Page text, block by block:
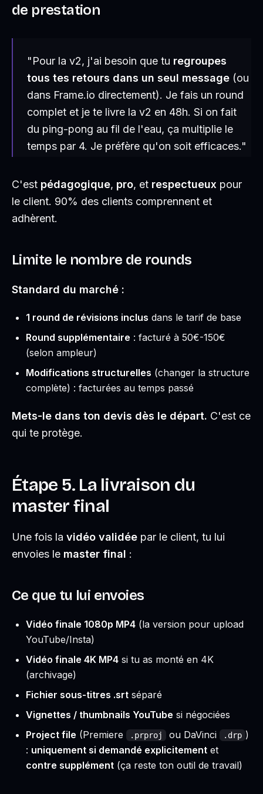
de prestation
"Pour la v2, j'ai besoin que tu regroupes
tous tes retours dans un seul message (ou
dans Frame.io directement). Je fais un round
complet et je te livre la v2 en 48h. Si on fait
du ping-pong au fil de l'eau, ça multiplie le
temps par 4. Je préfère qu'on soit efficaces."
C'est pédagogique, pro, et respectueux pour
le client. 90% des clients comprennent et
adhèrent.
Limite le nombre de rounds
Standard du marché :
1 round de révisions inclus dans le tarif de base
Round supplémentaire : facturé à 50€-150€
(selon ampleur)
Modifications structurelles (changer la structure
complète) : facturées au temps passé
Mets-le dans ton devis dès le départ. C'est ce
qui te protège.
Étape 5. La livraison du
master final
Une fois la vidéo validée par le client, tu lui
envoies le master final :
Ce que tu lui envoies
Vidéo finale 1080p MP4 (la version pour upload
YouTube/Insta)
Vidéo finale 4K MP4 si tu as monté en 4K
(archivage)
Fichier sous-titres .srt séparé
Vignettes / thumbnails YouTube si négociées
Project file (Premiere .prproj ou DaVinci .drp )
: uniquement si demandé explicitement et
contre supplément (ça reste ton outil de travail)